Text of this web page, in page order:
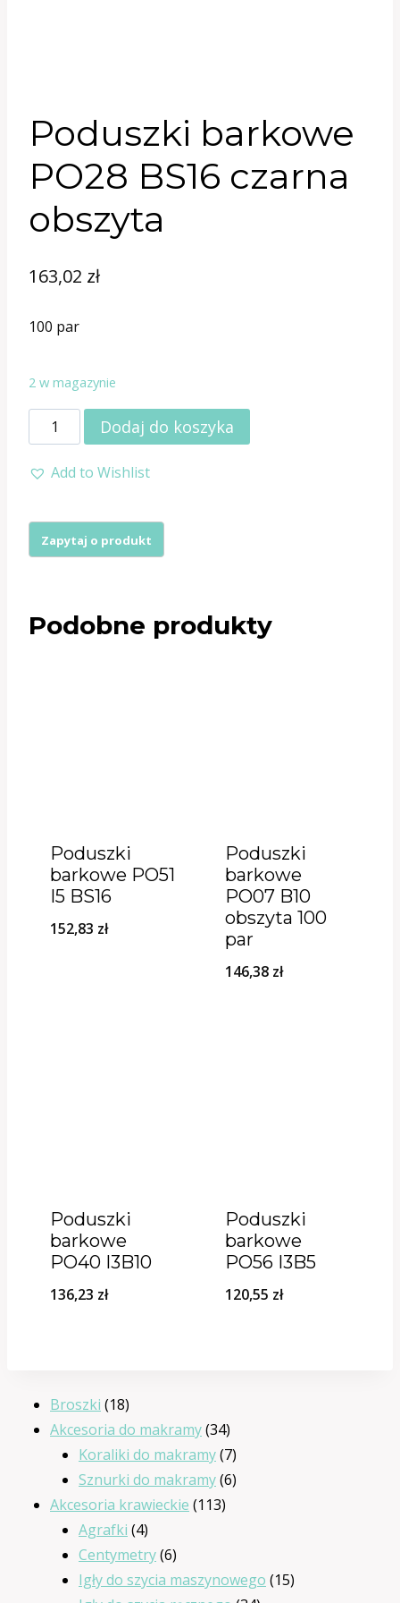
Poduszki barkowe
PO28 BS16 czarna
obszyta
163,02 zł
100 par
2 w magazynie
ilość
Poduszki
barkowe
BS16
Dodaj do koszyka
Add to Wishlist
Podobne produkty
Poduszki
barkowe PO51
I5 BS16
152,83 zł
Poduszki
barkowe
PO07 B10
obszyta 100
par
146,38 zł
Poduszki
barkowe
PO40 I3B10
136,23 zł
Poduszki
barkowe
PO56 I3B5
120,55 zł
Broszki 1818
produktów
Akcesoria do makramy 3434
produkty
Koraliki do makramy 77
produktów
Sznurki do makramy 66
Akcesoria krawieckie 113113
Agrafki 44
produkty
Centymetry 66
produktów
Igły do szycia maszynowego 1515